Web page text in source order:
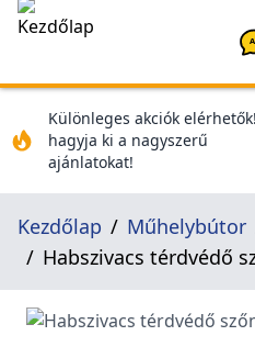
Különleges akciók
hagyja ki a nagyszerű
ajánlatokat!
Kezdőlap Műhelybútor
Habszivacs térdvédő